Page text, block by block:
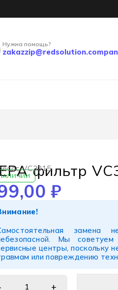
Нужна помощь?
VC3015
фильтр
₽
замена
Мы советуем
центры, поскольку
или повреждению